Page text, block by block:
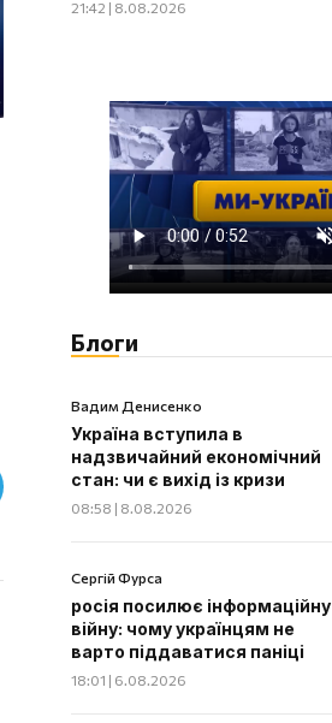
21:42 | 8.08.2026
Блоги
Вадим Денисенко
Україна вступила в
надзвичайний економічний
стан: чи є вихід із кризи
08:58 | 8.08.2026
Сергій Фурса
росія посилює інформаційну
війну: чому українцям не
варто піддаватися паніці
18:01 | 6.08.2026